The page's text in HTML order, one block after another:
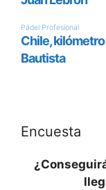
Encuesta